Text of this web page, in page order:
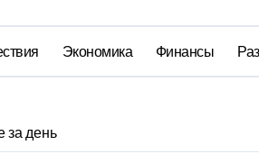
с военной продукцией:
Экономика Финансы
за день